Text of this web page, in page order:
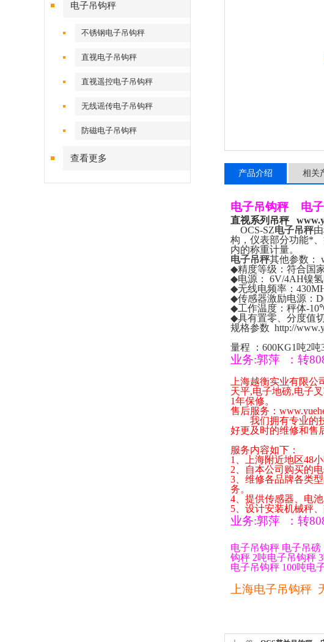
电子吊钩秤
不锈钢电子吊钩秤
直视电子吊钩秤
直视遥控电子吊钩秤
无线谣传电子吊钩秤
防磁电子吊钩秤
查看更多
产品介绍 相关
电子吊钩秤 电
直视系列吊秤
OCS-SZ电子吊秤
构，仪表部分功能*
内的称重计量。
电子吊秤其他参数：
◆精度等级：符合国
◆电源： 6V/4AH镍氢
◆无线电频率：
◆传感器激励电源：
◆工作温度：秤体-
◆具有置零、分度值
规格参数 http://
量程
： 600KG1 吨2吨
业务:郭萍 ： 转
上海越衡实业有限
天平,电子地磅,电子
1年保修。
售后服务：
我们拥有专业的技
好更及时的维修和售
服务内容如下：
1
、上海附近地区48
2 、自本公司购买的
3 、维修各品牌各类
务。
4 、提供传感器、电
5 、设计安装机械秤
业务:郭萍 ： 转
电子吊钩秤 电子吊磅
钩秤 2吨电子吊钩秤 3
电子吊钩秤 100吨电
上海电子吊钩秤